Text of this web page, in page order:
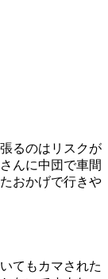
るのはリスクが
んに中団で車間
おかげで行きや
てもカマされた